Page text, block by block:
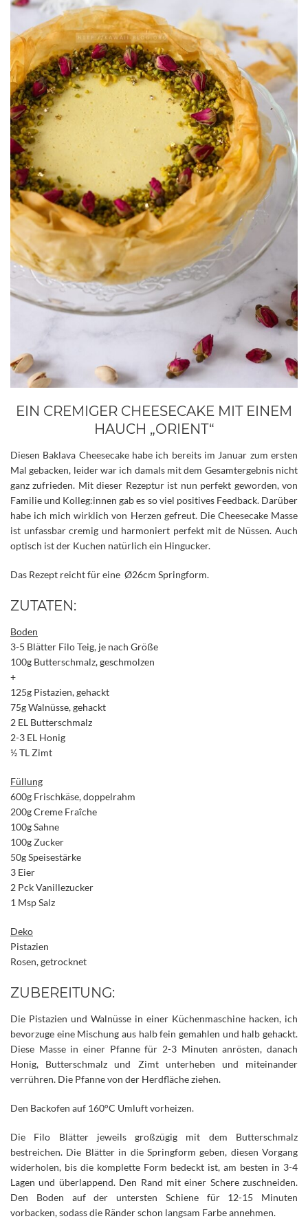
EIN CREMIGER CHEESECAKE MIT EINEM
HAUCH „ORIENT“
Diesen Baklava Cheesecake habe ich bereits im Januar zum ersten
Mal gebacken, leider war ich damals mit dem Gesamtergebnis nicht
ganz zufrieden. Mit dieser Rezeptur ist nun perfekt geworden, von
Familie und Kolleg:innen gab es so viel positives Feedback. Darüber
habe ich mich wirklich von Herzen gefreut. Die Cheesecake Masse
ist unfassbar cremig und harmoniert perfekt mit de Nüssen. Auch
optisch ist der Kuchen natürlich ein Hingucker.
Das Rezept reicht für eine Ø26cm Springform.
ZUTATEN:
Boden
3-5 Blätter Filo Teig, je nach Größe
100g Butterschmalz, geschmolzen
+
125g Pistazien, gehackt
75g Walnüsse, gehackt
2 EL Butterschmalz
2-3 EL Honig
½ TL Zimt
Füllung
600g Frischkäse, doppelrahm
200g Creme Fraîche
100g Sahne
100g Zucker
50g Speisestärke
3 Eier
2 Pck Vanillezucker
1 Msp Salz
Deko
Pistazien
Rosen, getrocknet
ZUBEREITUNG:
Die Pistazien und Walnüsse in einer Küchenmaschine hacken, ich
bevorzuge eine Mischung aus halb fein gemahlen und halb gehackt.
Diese Masse in einer Pfanne für 2-3 Minuten anrösten, danach
Honig, Butterschmalz und Zimt unterheben und miteinander
verrühren. Die Pfanne von der Herdfläche ziehen.
Den Backofen auf 160°C Umluft vorheizen.
Die Filo Blätter jeweils großzügig mit dem Butterschmalz
bestreichen. Die Blätter in die Springform geben, diesen Vorgang
widerholen, bis die komplette Form bedeckt ist, am besten in 3-4
Lagen und überlappend. Den Rand mit einer Schere zuschneiden.
Den Boden auf der untersten Schiene für 12-15 Minuten
vorbacken, sodass die Ränder schon langsam Farbe annehmen.